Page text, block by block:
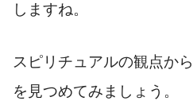
しますね。
スピリチュアルの観点か
を見つめてみましょう。